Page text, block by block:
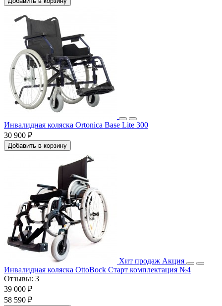
Инвалидная коляска Ortonica Base Lite 300
30 900 ₽
Добавить в корзину
Хит продаж Акция
Инвалидная коляска OttoBock Старт комплектация №4
Отзывы: 3
39 000 ₽
58 590 ₽